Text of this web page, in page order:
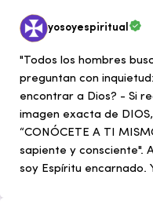
yosoyespiritual
"Todos los hombres
preguntan con
encontrar a Dios? - Si
imagen exacta de
“CONÓCETE A TI
sapiente y consciente".
soy Espíritu encarnado.